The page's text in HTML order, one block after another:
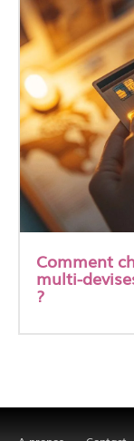
Comment
multi-
?